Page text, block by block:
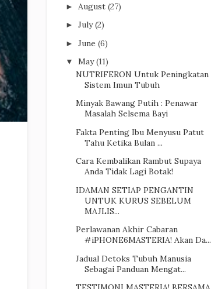
► August(27)
►July(2)
►June(6)
▼May(11)
NUTRIFERON Untuk Peningkatan
Sistem Imun Tubuh
Minyak Bawang Putih : Penawar
Masalah Selsema Bayi
Fakta Penting Ibu Menyusu Patut
Tahu Ketika Bulan ...
Cara Kembalikan Rambut Supaya
Anda Tidak Lagi Botak!
IDAMAN SETIAP PENGANTIN
UNTUK KURUS SEBELUM
MAJLIS...
Perlawanan Akhir Cabaran
#iPHONE6MASTERIA! Akan Da...
Jadual Detoks Tubuh Manusia
Sebagai Panduan Mengat...